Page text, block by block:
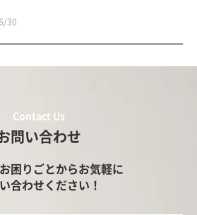
30
Contact Us
問い合わせ
困りごとからお気軽に
合わせください！